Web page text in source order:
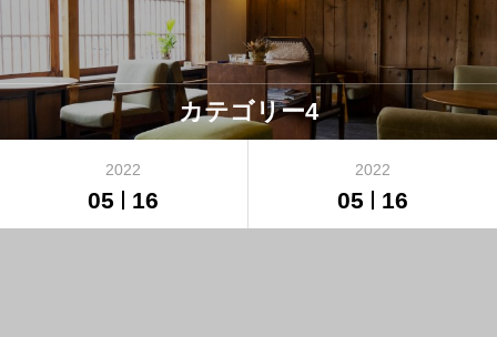
カテゴリー4
2022
05 16
2022
05 16